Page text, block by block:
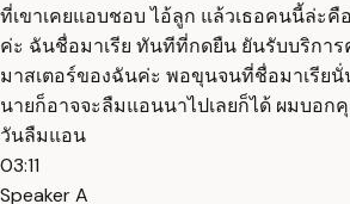
ที่เขาเคยแอบชอบ ไอ้ลูก แล้วเธอคนนี้ล่ะ
ค่ะ ฉันชื่อมาเรีย ทันทีที่กดยืน ยันรับบริกา
มาสเตอร์ของฉันค่ะ พอขุนจนที่ชื่อมาเรีย
นายก็อาจจะลืมแอนนาไปเลยก็ได้ ผมบอก
วันลืมแอน
03:11
Speaker A